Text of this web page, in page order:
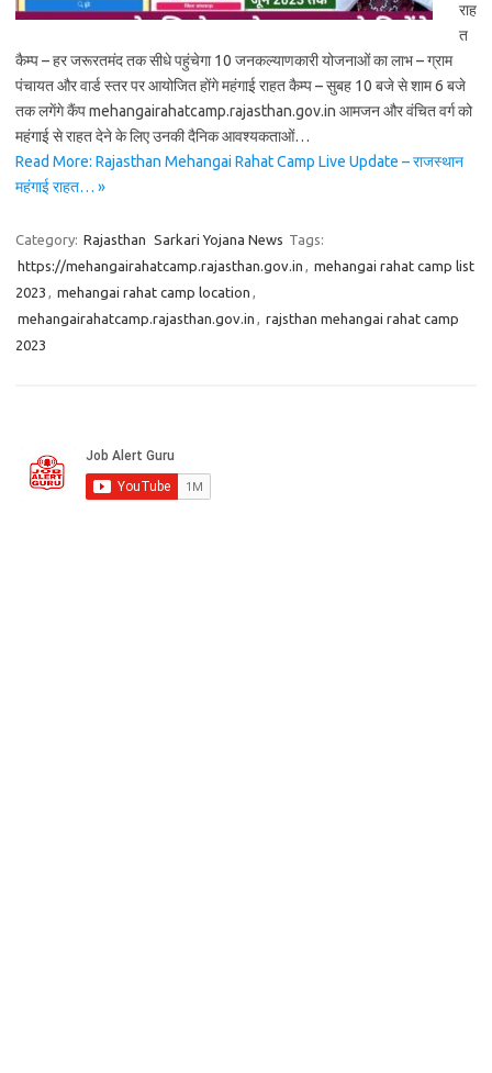
राह
त
कैम्प – हर जरूरतमंद तक सीधे पहुंचेगा 10 जनकल्याणकारी योजनाओं का लाभ – ग्राम
पंचायत और वार्ड स्तर पर आयोजित होंगे महंगाई राहत कैम्प – सुबह 10 बजे से शाम 6 बजे
तक लगेंगे कैंप mehangairahatcamp.rajasthan.gov.in आमजन और वंचित वर्ग को
महंगाई से राहत देने के लिए उनकी दैनिक आवश्यकताओं…
Read More: Rajasthan Mehangai Rahat Camp Live Update – राजस्थान
महंगाई राहत… »
Category: Rajasthan Sarkari Yojana News Tags:
https://mehangairahatcamp.rajasthan.gov.in , mehangai rahat camp list
2023 , mehangai rahat camp location ,
mehangairahatcamp.rajasthan.gov.in , rajsthan mehangai rahat camp
2023